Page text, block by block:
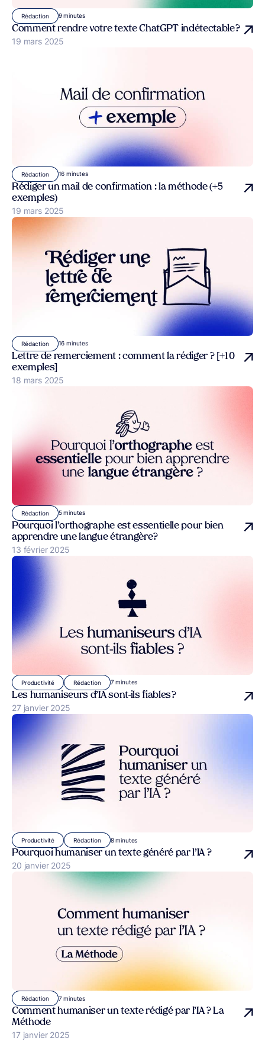
Rédaction 9 minutes
Comment rendre votre texte ChatGPT indétectable ?
Publié le
19 mars 2025
Rédaction 16 minutes
Rédiger un mail de confirmation : la méthode (+5
exemples)
Publié le
19 mars 2025
Rédaction 16 minutes
Lettre de remerciement : comment la rédiger ? [+10
exemples]
Publié le
18 mars 2025
Rédaction 5 minutes
Pourquoi l’orthographe est essentielle pour bien
apprendre une langue étrangère ?
Publié le
13 février 2025
Productivité Rédaction 7 minutes
Les humaniseurs d’IA sont-ils fiables ?
Publié le
27 janvier 2025
Productivité Rédaction 8 minutes
Pourquoi humaniser un texte généré par l’IA ?
Publié le
20 janvier 2025
Rédaction 7 minutes
Comment humaniser un texte rédigé par l’IA ? La
Méthode
Publié le
17 janvier 2025